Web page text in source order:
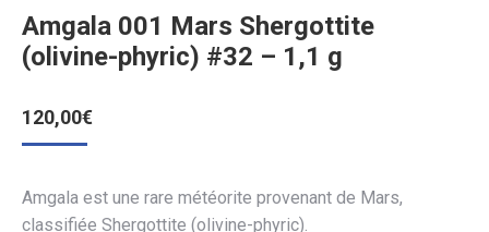
Amgala 001 Mars Shergottite
(olivine-phyric) #32 – 1,1 g
120,00€
Amgala est une rare météorite provenant de Mars,
classifiée Shergottite (olivine-phyric).